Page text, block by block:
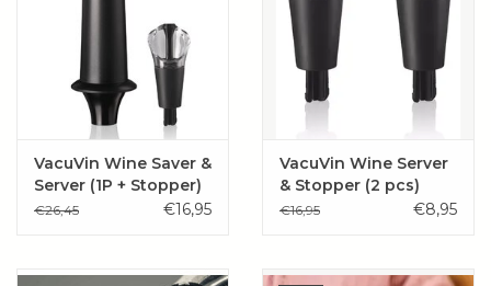
VacuVin Wine Saver &
Server (1P + Stopper)
€26,45 €16,95
VacuVin Wine Server
& Stopper (2 pcs)
€16,95 €8,95